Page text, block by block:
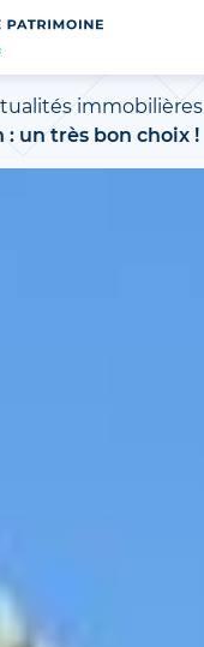
immobilières
un très bon choix !